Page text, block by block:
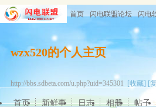
首页 闪电联盟论坛 闪电
wzx520的个人主页
http://bbs.sdbeta.com/u.php?uid=345301 [收藏] [
首页 新鲜事 日志 相册 帖子